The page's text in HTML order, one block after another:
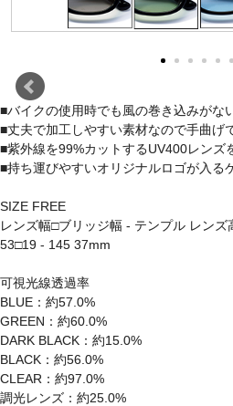
■バイクの使用時でも風の巻き込みがな
■丈夫で加工しやすい素材なので手曲げ
■紫外線を99%カットするUV400レンズ
■持ち運びやすいオリジナルロゴが入る
SIZE FREE
レンズ幅□ブリッジ幅 - テンプル レンズ
53□19 - 145 37mm
可視光線透過率
BLUE：約57.0%
GREEN：約60.0%
DARK BLACK：約15.0%
BLACK：約56.0%
CLEAR：約97.0%
調光レンズ：約25.0%